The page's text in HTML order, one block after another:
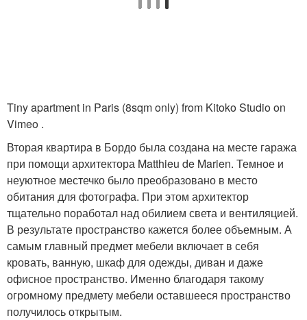
Tiny apartment in Paris (8sqm only) from Kitoko Studio on
Vimeo .
Вторая квартира в Бордо была создана на месте гаража
при помощи архитектора Matthieu de Marien. Темное и
неуютное местечко было преобразовано в место
обитания для фотографа. При этом архитектор
тщательно поработал над обилием света и вентиляцией.
В результате пространство кажется более объемным. А
самым главный предмет мебели включает в себя
кровать, ванную, шкаф для одежды, диван и даже
офисное пространство. Именно благодаря такому
огромному предмету мебели оставшееся пространство
получилось открытым.